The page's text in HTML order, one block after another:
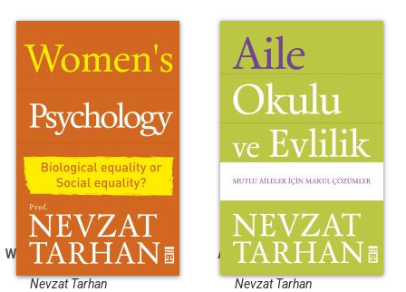
Women s Psychology
Kadın Psikolojisi
İngilizce
Nevzat Tarhan
Aile Okulu ve Evlilik
Nevzat Tarhan